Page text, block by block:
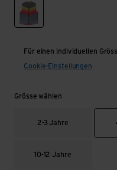
Für einen individuellen
Cookie-Einstellungen
Grösse wählen
2-3 Jahre
10-12 Jahre